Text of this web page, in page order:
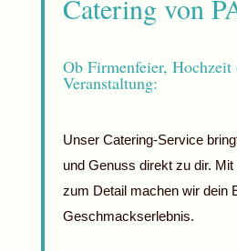
Catering von
Ob Firmenfeier, Hochzeit
Veranstaltung:
Unser Catering-Service
und Genuss direkt zu dir.
zum Detail machen wir dein
Geschmackserlebnis.